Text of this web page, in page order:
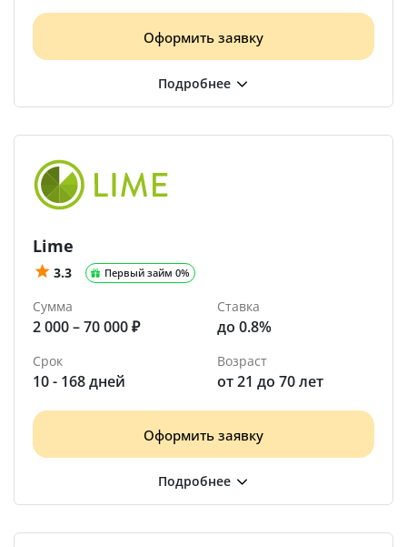
Оформить заявку
Lime
3.3 Первый займ 0%
Сумма
2 000 – 70 000 ₽
Ставка
до 0.8%
Срок
10 - 168 дней
Возраст
от 21 до 70 лет
Оформить заявку